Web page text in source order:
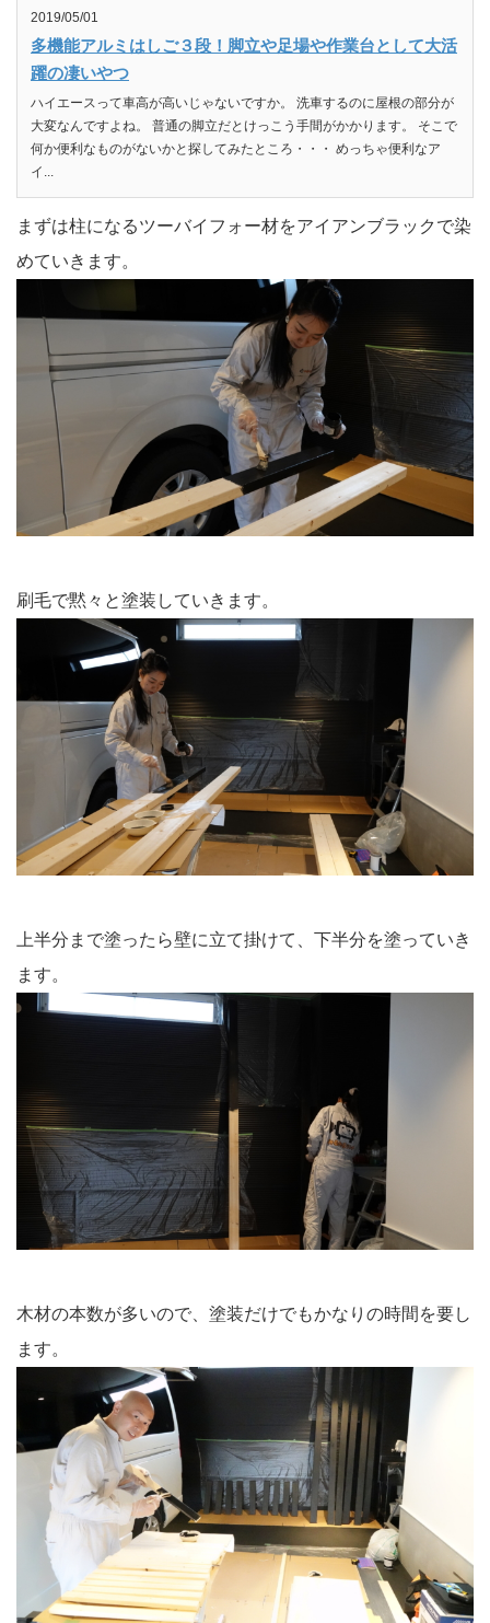
2019/05/01
多機能アルミはしご３段！脚立や足場や作業台として大活
躍の凄いやつ
ハイエースって車高が高いじゃないですか。 洗車するのに屋根の部分が
大変なんですよね。 普通の脚立だとけっこう手間がかかります。 そこで
何か便利なものがないかと探してみたところ・・・ めっちゃ便利なア
イ...
まずは柱になるツーバイフォー材をアイアンブラックで染
めていきます。
刷毛で黙々と塗装していきます。
上半分まで塗ったら壁に立て掛けて、下半分を塗っていき
ます。
木材の本数が多いので、塗装だけでもかなりの時間を要し
ます。